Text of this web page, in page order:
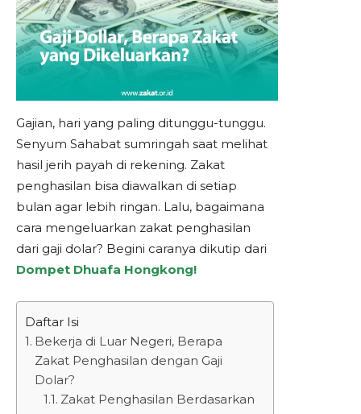
Gajian, hari yang paling ditunggu-tunggu.
Senyum Sahabat sumringah saat melihat
hasil jerih payah di rekening. Zakat
penghasilan bisa diawalkan di setiap
bulan agar lebih ringan. Lalu, bagaimana
cara mengeluarkan zakat penghasilan
dari gaji dolar? Begini caranya dikutip dari
Dompet Dhuafa Hongkong!
Daftar Isi
Bekerja di Luar Negeri, Berapa
Zakat Penghasilan dengan Gaji
Dolar?
Zakat Penghasilan Berdasarkan